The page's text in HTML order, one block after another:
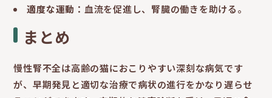
適度な運動 ：血流を促進し、腎臓の働きを助ける。
まとめ
慢性腎不全は高齢の猫におこりやすい深刻な病気です
が、早期発見と適切な治療で病状の進行をかなり遅らせ